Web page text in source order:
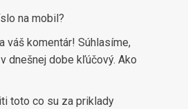
na mobil?
váš komentár! Súhlasíme,
dnešnej dobe kľúčový. Ako
toto co su za priklady